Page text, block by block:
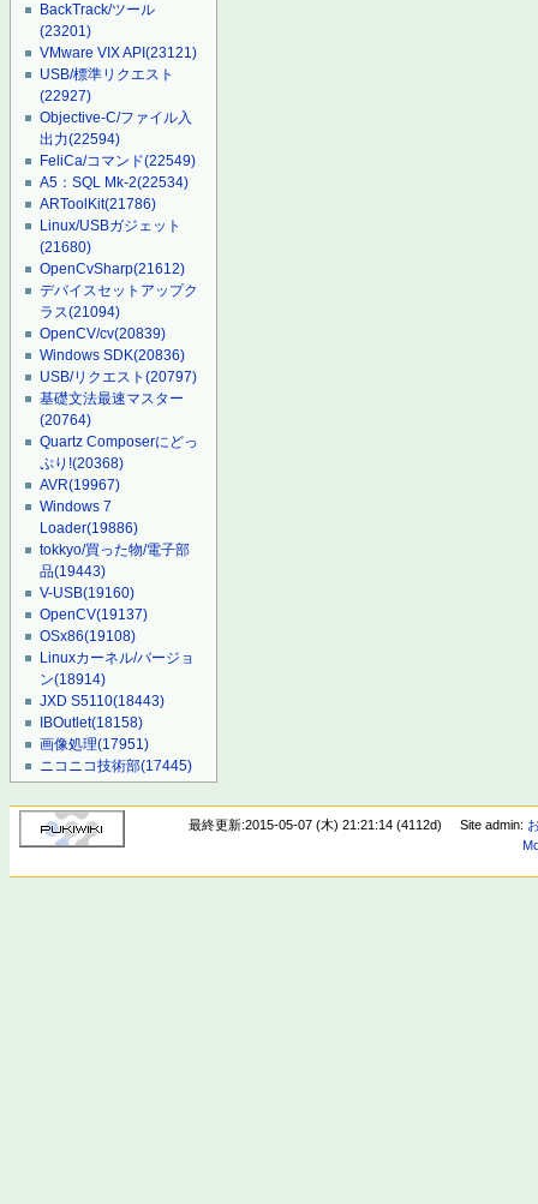
BackTrack/ツール
(23201)
VMware VIX API(23121)
USB/標準リクエスト
(22927)
Objective-C/ファイル入
出力(22594)
FeliCa/コマンド(22549)
A5：SQL Mk-2(22534)
ARToolKit(21786)
Linux/USBガジェット
(21680)
OpenCvSharp(21612)
デバイスセットアップク
ラス(21094)
OpenCV/cv(20839)
Windows SDK(20836)
USB/リクエスト(20797)
基礎文法最速マスター
(20764)
Quartz Composerにどっ
ぷり!(20368)
AVR(19967)
Windows 7
Loader(19886)
tokkyo/買った物/電子部
品(19443)
V-USB(19160)
OpenCV(19137)
OSx86(19108)
Linuxカーネル/バージョ
ン(18914)
JXD S5110(18443)
IBOutlet(18158)
画像処理(17951)
ニコニコ技術部(17445)
最終更新:2015-05-07 (木) 21:21:14 (4112d) Site admin: